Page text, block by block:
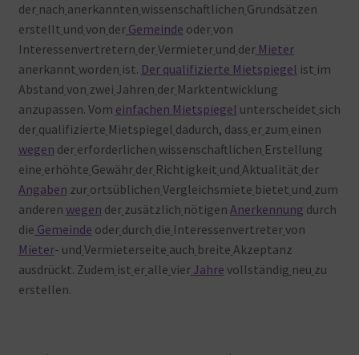
der nach anerkannten wissenschaftlichen Grundsätzen
erstellt und von derGemeinde odervon
Interessenvertretern derVermieter und der Mieter
anerkannt worden ist. Der qualifizierte Mietspiegel ist im
Abstand von zwei Jahren der Marktentwicklung
anzupassen. Vom einfachen Mietspiegel unterscheidet sich
der qualifizierte Mietspiegel dadurch, dass er zum einen
wegen der erforderlichen wissenschaftlichen Erstellung
eine erhöhte Gewähr der Richtigkeit und Aktualität der
Angaben zur ortsüblichen Vergleichsmiete bietet und zum
anderen wegen der zusätzlich nötigen Anerkennung durch
die Gemeinde oder durch die Interessenvertretervon
Mieter- und Vermieterseite auch breite Akzeptanz
ausdrückt. Zudem ist er alle vierJahre vollständig neu zu
erstellen.